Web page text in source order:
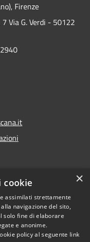
Firenze
Via G. Verdi - 50122
© 2026 • Autorità
×
cookie
assimilati strettamente
navigazione del sito,
solo fine di elaborare
e anonime.
policy al seguente link